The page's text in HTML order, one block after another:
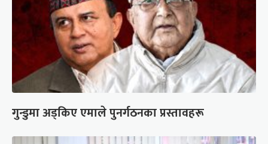
गुन्डुमा अड्किए एमाले पुनर्गठनका प्रस्तावहरू